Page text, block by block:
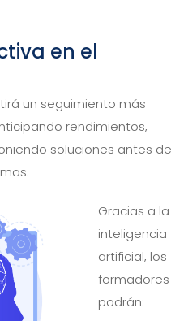
en el
un seguimiento más
rendimientos,
soluciones antes de
Gracias a la
inteligencia
artificial, los
formadores
podrán: